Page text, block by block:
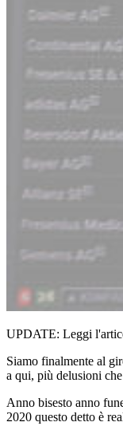
UPDATE: Leggi
Siamo finalmente al
a qui, più delusioni che
Anno bisesto anno
2020 questo detto è